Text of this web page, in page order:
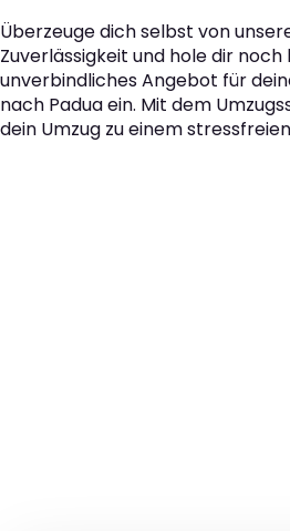
Überzeuge dich selbst von
Zuverlässigkeit und hole dir noch
unverbindliches Angebot für
nach Padua ein. Mit dem
dein Umzug zu einem